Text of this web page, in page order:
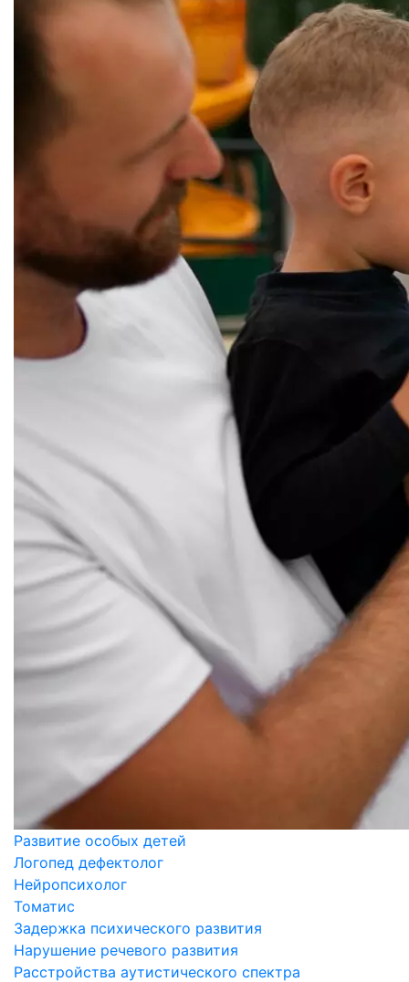
Развитие особых детей
Логопед дефектолог
Нейропсихолог
Томатис
Задержка психического развития
Нарушение речевого развития
Расстройства аутистического спектра